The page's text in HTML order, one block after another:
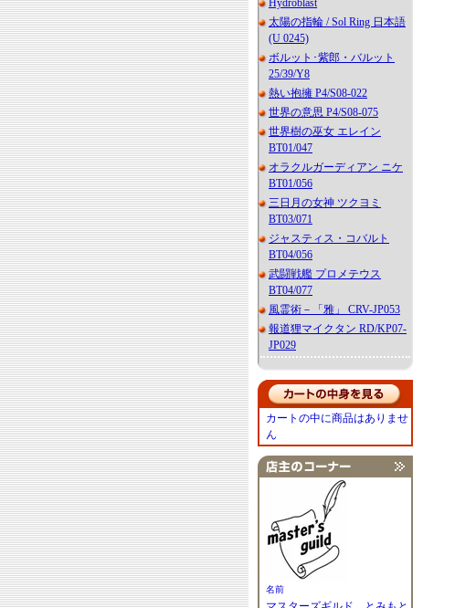
Hydroblast
太陽の指輪 / Sol Ring 日本語
(U 0245)
ボルット･紫郎・バルット
25/39/Y8
熱い抱擁 P4/S08-022
世界の意思 P4/S08-075
世界樹の巫女 エレイン
BT01/047
オラクルガーディアン ニケ
BT01/056
三日月の女神 ツクヨミ
BT03/071
ジャスティス・コバルト
BT04/056
武闘戦艦 プロメテウス
BT04/077
風霊術－「雅」 CRV-JP053
報道狸マイクタン RD/KP07-
JP029
カートの中に商品はありませ
ん
名前